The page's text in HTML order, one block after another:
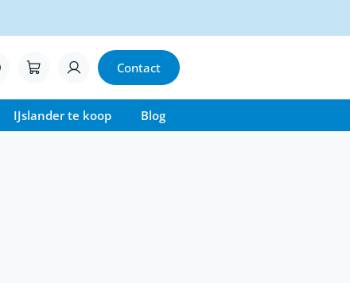
Contact
IJslander te koop Blog